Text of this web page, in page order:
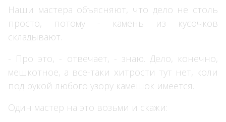
Наши мастера объясняют, что дело не столь
просто, потому - камень из кусочков
складывают.
- Про это, - отвечает, - знаю. Дело, конечно,
мешкотное, а все-таки хитрости тут нет, коли
под рукой любого узору камешок имеется.
Один мастер на это возьми и скажи: